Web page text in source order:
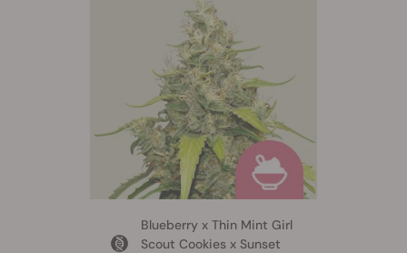
Blueberry x Thin Mint Girl
Scout Cookies x Sunset